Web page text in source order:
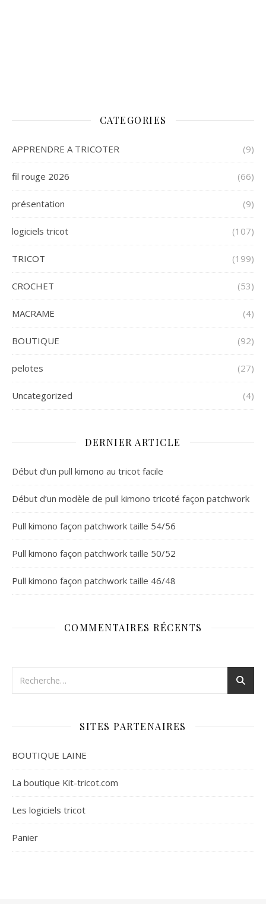
CATEGORIES
APPRENDRE A TRICOTER (9)
fil rouge 2026 (66)
présentation (9)
logiciels tricot (107)
TRICOT (199)
CROCHET (53)
MACRAME (4)
BOUTIQUE (92)
pelotes (27)
Uncategorized (4)
DERNIER ARTICLE
Début d’un pull kimono au tricot facile
Début d’un modèle de pull kimono tricoté façon patchwork
Pull kimono façon patchwork taille 54/56
Pull kimono façon patchwork taille 50/52
Pull kimono façon patchwork taille 46/48
COMMENTAIRES RÉCENTS
SITES PARTENAIRES
BOUTIQUE LAINE
La boutique Kit-tricot.com
Les logiciels tricot
Panier